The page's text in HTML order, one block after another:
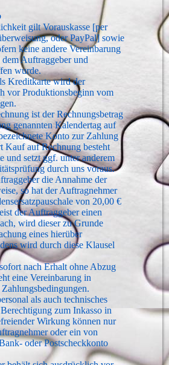
gilt Vorauskasse [per
oder PayPal] sowie
keine andere Vereinbarung
Auftraggeber und
wurde.
Kreditkarte wird der
vor Produktionsbeginn vom
ist der Rechnungsbetrag
genannten Kalendertag auf
Konto zur Zahlung
Kauf auf Rechnung besteht
und setzt ggf. unter anderem
durch uns voraus.
die Annahme der
so hat der Auftragnehmer
von 20,00 €
der Auftraggeber einen
wird dieser zu Grunde
eines hierüber
wird durch diese Klausel
nach Erhalt ohne Abzug
eine Vereinbarung in
als auch technisches
zum Inkasso in
Wirkung können nur
oder ein von
oder Postscheckkonto